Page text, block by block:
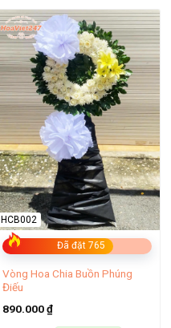
Đã đặt 765
HCB002
Vòng Hoa Chia Buồn Phúng
Điếu
890.000₫